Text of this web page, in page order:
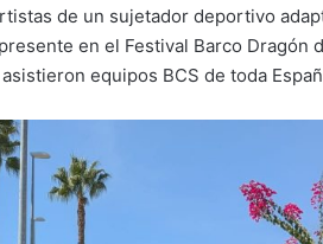
de un sujetador deportivo
en el Festival Barco Dragón
equipos BCS de toda